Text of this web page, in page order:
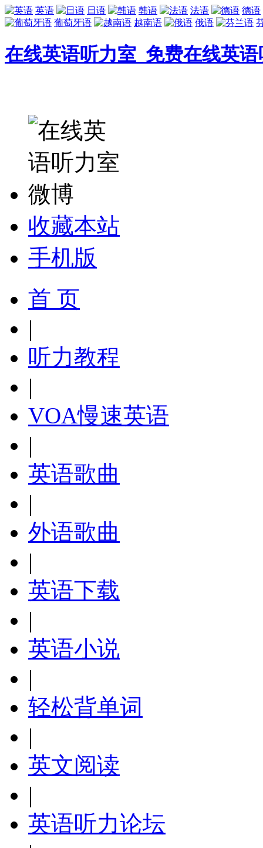
英语 日语 韩语 法语
德语
葡萄牙语
越南语 俄语
在线英语听力室_免费在线英
收藏本站
手机版
首 页
|
听力教程
|
VOA慢速英语
|
英语歌曲
|
外语歌曲
|
英语下载
|
英语小说
|
轻松背单词
|
英文阅读
|
英语听力论坛